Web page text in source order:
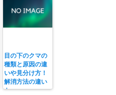
目の下のクマの
種類と原因の違
いや見分け方！
解消方法の違い
も